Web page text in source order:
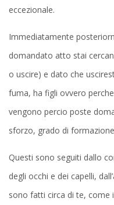
eccezionale.
Immediatamente
domandato atto stai
o uscire) e dato che
fuma, ha figli ovvero
vengono percio poste
sforzo, grado di
Questi sono seguiti dallo
degli occhi e dei capelli,
sono fatti circa di te, come